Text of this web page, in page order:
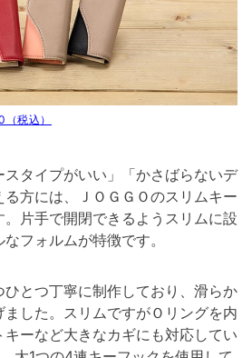
税込）
スタイプがいい」「かさばらないデ
方には、ＪＯＧＧＯのスリムキー
片手で開閉できるようスリムに設
フォルムが特徴です。
とつ丁寧に制作しており、滑らか
した。スリムですがＯリングを内
ーなど大きなカギにも対応してい